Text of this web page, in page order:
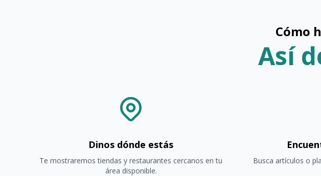
Cómo
Así
Dinos dónde estás
Te mostraremos tiendas y restaurantes cercanos en tu
área disponible.
Busca artículos o